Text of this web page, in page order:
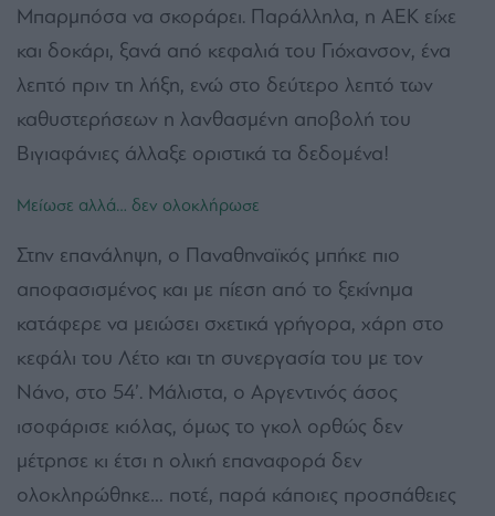
Μπαρμπόσα να σκοράρει. Παράλληλα, η ΑΕΚ είχε
και δοκάρι, ξανά από κεφαλιά του Γιόχανσον, ένα
λεπτό πριν τη λήξη, ενώ στο δεύτερο λεπτό των
καθυστερήσεων η λανθασμένη αποβολή του
Βιγιαφάνιες άλλαξε οριστικά τα δεδομένα!
Μείωσε αλλά… δεν ολοκλήρωσε
Στην επανάληψη, ο Παναθηναϊκός μπήκε πιο
αποφασισμένος και με πίεση από το ξεκίνημα
κατάφερε να μειώσει σχετικά γρήγορα, χάρη στο
κεφάλι του Λέτο και τη συνεργασία του με τον
Νάνο, στο 54’. Μάλιστα, ο Αργεντινός άσος
ισοφάρισε κιόλας, όμως το γκολ ορθώς δεν
μέτρησε κι έτσι η ολική επαναφορά δεν
ολοκληρώθηκε… ποτέ, παρά κάποιες προσπάθειες